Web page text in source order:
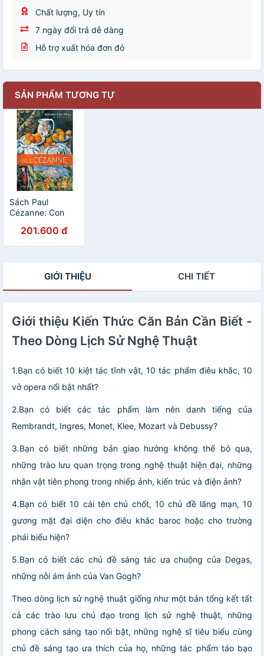
Chất lượng, Uy tín
7 ngày đổi trả dễ dàng
Hỗ trợ xuất hóa đơn đỏ
SẢN PHẨM TƯƠNG TỰ
Sách Paul
Cézanne: Con
Của Nghệ Thuật
Mới
201.600 đ
GIỚI THIỆU CHI TIẾT
Giới thiệu Kiến Thức Căn Bản Cần Biết -
Theo Dòng Lịch Sử Nghệ Thuật
1.Bạn có biết 10 kiệt tác tĩnh vật, 10 tác phẩm điêu khắc, 10
vở opera nổi bật nhất?
2.Bạn có biết các tác phẩm làm nên danh tiếng của
Rembrandt, Ingres, Monet, Klee, Mozart và Debussy?
3.Bạn có biết những bản giao hưởng không thể bỏ qua,
những trào lưu quan trọng trong nghệ thuật hiện đại, những
nhân vật tiên phong trong nhiếp ảnh, kiến trúc và điện ảnh?
4.Bạn có biết 10 cái tên chủ chốt, 10 chủ đề lãng mạn, 10
gương mặt đại diện cho điêu khắc baroc hoặc cho trường
phái biểu hiện?
5.Bạn có biết các chủ đề sáng tác ưa chuộng của Degas,
những nỗi ám ảnh của Van Gogh?
Theo dòng lịch sử nghệ thuật giống như một bản tổng kết tất
cả các trào lưu chủ đạo trong lịch sử nghệ thuật, những
phong cách sáng tạo nổi bật, những nghệ sĩ tiêu biểu cùng
chủ đề sáng tạo ưa thích của họ, những tác phẩm táo bạo